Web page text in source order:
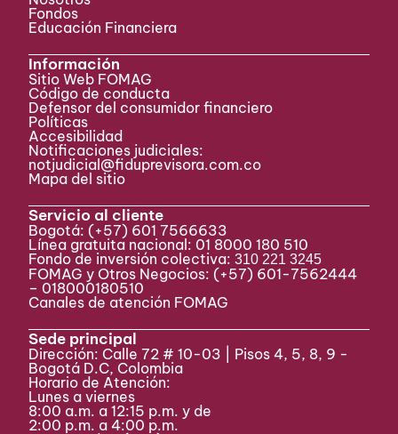
Fondos
Educación Financiera
Información
Sitio Web FOMAG
Código de conducta
Defensor del consumidor financiero
Políticas
Accesibilidad
Notificaciones judiciales:
notjudicial@fiduprevisora.com.co
Mapa del sitio
Servicio al cliente
Bogotá: (+57) 601 7566633
Línea gratuita nacional: 01 8000 180 510
Fondo de inversión colectiva:310 221 3245
FOMAG y Otros Negocios: (+57) 601-7562444
– 018000180510
Canales de atención FOMAG
Sede principal
Dirección: Calle 72 # 10-03 | Pisos 4, 5, 8, 9 -
Bogotá D.C, Colombia
Horario de Atención:
Lunes a viernes
8:00 a.m. a 12:15 p.m. y de
2:00 p.m. a 4:00 p.m.